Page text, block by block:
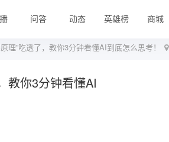
问答 动态 英雄榜 商城
理”吃透了，教你3分钟看懂AI到底怎么思考！
教你3分钟看懂AI